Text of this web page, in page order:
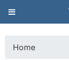
葳
格Home